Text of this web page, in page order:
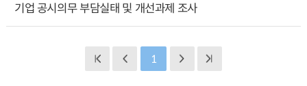
기업 공시의무 부담실태 및 개선과제 조사
1